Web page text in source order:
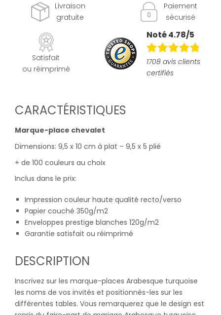
Livraison
gratuite
Paiement
sécurisé
Satisfait
ou réimprimé
Noté 4.78/5
1708 avis clients
certifiés
CARACTÉRISTIQUES
Marque-place chevalet
Dimensions: 9,5 x 10 cm à plat – 9,5 x 5 plié
+ de 100 couleurs au choix
Inclus dans le prix:
Impression couleur haute qualité recto/verso
Papier couché 350g/m2
Enveloppes prestige blanches 120g/m2
Garantie satisfait ou réimprimé
DESCRIPTION
Inscrivez sur les marque-places Arabesque turquoise
les noms de vos invités et positionnés-les sur les
différentes tables. Vous remarquerez que le design est